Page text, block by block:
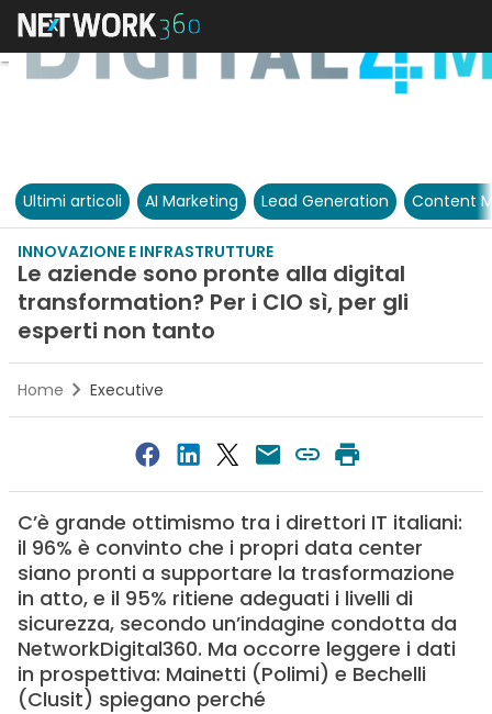
Ultimi articoli AI Marketing Lead Generation Content
INNOVAZIONE E INFRASTRUTTURE
Le aziende sono pronte alla digital
transformation? Per i CIO sì, per gli
esperti non tanto
Home Executive
C’è grande ottimismo tra i direttori IT italiani:
il 96% è convinto che i propri data center
siano pronti a supportare la trasformazione
in atto, e il 95% ritiene adeguati i livelli di
sicurezza, secondo un’indagine condotta da
NetworkDigital360. Ma occorre leggere i dati
in prospettiva: Mainetti (Polimi) e Bechelli
(Clusit) spiegano perché